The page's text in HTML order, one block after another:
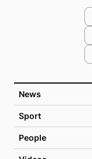
News
Sport
People